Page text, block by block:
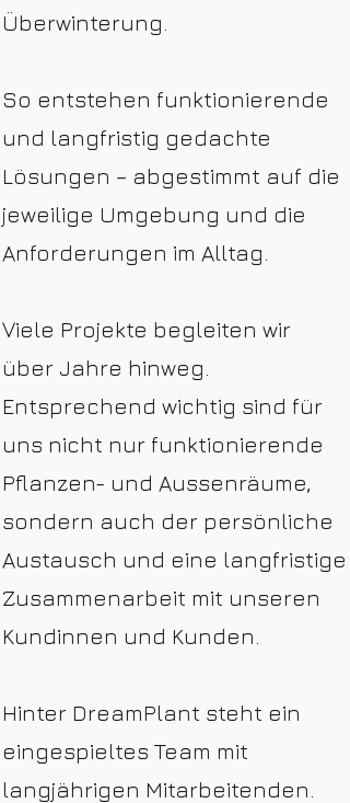
Überwinterung.
So entstehen funktionierende
und langfristig gedachte
Lösungen – abgestimmt auf die
jeweilige Umgebung und die
Anforderungen im Alltag.
Viele Projekte begleiten wir
über Jahre hinweg.
Entsprechend wichtig sind für
uns nicht nur funktionierende
Pflanzen- und Aussenräume,
sondern auch der persönliche
Austausch und eine langfristige
Zusammenarbeit mit unseren
Kundinnen und Kunden.
Hinter DreamPlant steht ein
eingespieltes Team mit
langjährigen Mitarbeitenden.